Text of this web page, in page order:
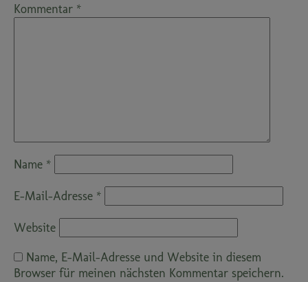
Kommentar *
Name *
E-Mail-Adresse *
Website
Name, E-Mail-Adresse und Website in diesem
Browser für meinen nächsten Kommentar speichern.